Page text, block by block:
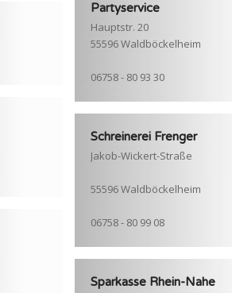
Partyservice
Hauptstr. 20
55596 Waldböckelheim
06758 - 80 93 30
Schreinerei Frenger
Jakob-Wickert-Straße
55596 Waldböckelheim
06758 - 80 99 08
Sparkasse Rhein-Nahe